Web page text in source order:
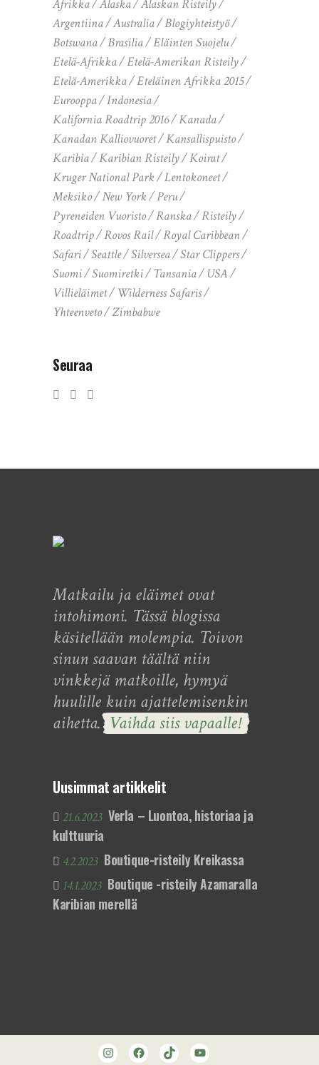
Afrikka Alaska
Alaskan Risteily
Argentiina
Australia
Blogiyhteistyö
Botswana
Brasilia
Eläinten Suojelu
Etelä-Afrikka
Etelä-Amerikan Risteily
Etelä-Amerikka
Eteläinen Afrikka 2015
Eurooppa
Indonesia
Kalifornia Roadtrip 2016
Kanada
Kanadan Kalliovuoret
Kansallispuisto
Karibia
Karibian Risteily
Koirat
Kruger National Park
Lentokoneet
Meksiko
New York
Peru
Pyreneiden Vuoristo
Ranska
Risteily
Roadtrip
Rovos Rail
Royal Caribbean
Safari
Seattle Silversea
Star Clippers
Suomi
Suomiretki Tansania
USA
Villieläimet
Wilderness Safaris
Yhteenveto
Zimbabwe
Seuraa
Matkailu ja eläimet ovat
intohimoni. Tässä blogissa
käsitellään molempia. Toivon
sinun saavan täältä niin
vinkkejä matkoille, hymyä
huulille kuin ajattelemisenkin
aihetta. Vaihda siis vapaalle!
Uusimmat artikkelit
21.6.2023 Verla – Luontoa, historiaa ja
kulttuuria
4.2.2023 Boutique-risteily Kreikassa
14.1.2023 Boutique -risteily Azamaralla
Karibian merellä
Instagram
FacebookTikTokYouTube